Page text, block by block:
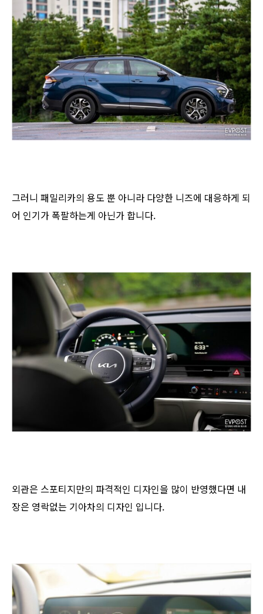
그러니 패밀리카의 용도 뿐 아니라 다양한 니즈에 대응하게 되
어 인기가 폭팔하는게 아닌가 합니다.
외관은 스포티지만의 파격적인 디자인을 많이 반영했다면 내
장은 영락없는 기아차의 디자인 입니다.